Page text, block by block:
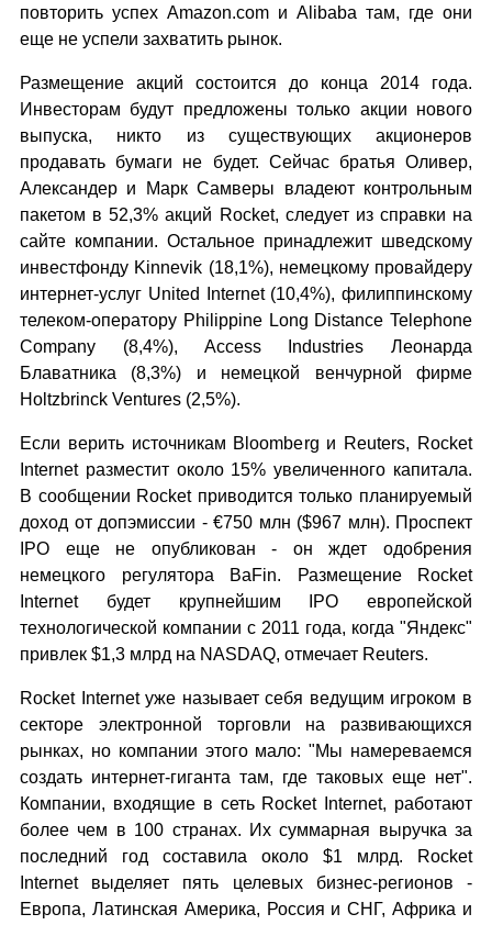
повторить успех Amazon.com и Alibaba там, где они
еще не успели захватить рынок.
Размещение акций состоится до конца 2014 года.
Инвесторам будут предложены только акции нового
выпуска, никто из существующих акционеров
продавать бумаги не будет. Сейчас братья Оливер,
Александер и Марк Самверы владеют контрольным
пакетом в 52,3% акций Rocket, следует из справки на
сайте компании. Остальное принадлежит шведскому
инвестфонду Kinnevik (18,1%), немецкому провайдеру
интернет-услуг United Internet (10,4%), филиппинскому
телеком-оператору Philippine Long Distance Telephone
Company (8,4%), Access Industries Леонарда
Блаватника (8,3%) и немецкой венчурной фирме
Holtzbrinck Ventures (2,5%).
Если верить источникам Bloomberg и Reuters, Rocket
Internet разместит около 15% увеличенного капитала.
В сообщении Rocket приводится только планируемый
доход от допэмиссии - €750 млн ($967 млн). Проспект
IPO еще не опубликован - он ждет одобрения
немецкого регулятора BaFin. Размещение Rocket
Internet будет крупнейшим IPO европейской
технологической компании с 2011 года, когда "Яндекс"
привлек $1,3 млрд на NASDAQ, отмечает Reuters.
Rocket Internet уже называет себя ведущим игроком в
секторе электронной торговли на развивающихся
рынках, но компании этого мало: "Мы намереваемся
создать интернет-гиганта там, где таковых еще нет".
Компании, входящие в сеть Rocket Internet, работают
более чем в 100 странах. Их суммарная выручка за
последний год составила около $1 млрд. Rocket
Internet выделяет пять целевых бизнес-регионов -
Европа, Латинская Америка, Россия и СНГ, Африка и